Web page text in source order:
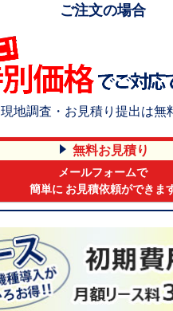
ご注文の場合
現地調査・お見積り提出は無
無料お見積り
メールフォームで
簡単に お見積依頼ができま